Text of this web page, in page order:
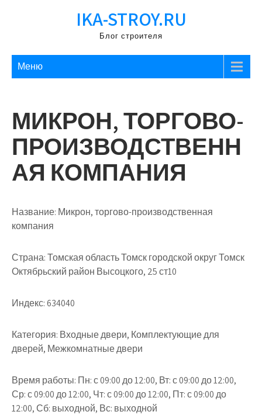
IKA-STROY.RU
Блог строителя
Меню
МИКРОН, ТОРГОВО-
ПРОИЗВОДСТВЕНН
АЯ КОМПАНИЯ
Название: Микрон, торгово-производственная
компания
Страна:Томская область Томск городской округ Томск
Октябрьский район Высоцкого, 25 ст10
Индекс:634040
Категория: Входные двери, Комплектующие для
дверей, Межкомнатные двери
Время работы: Пн: с 09:00 до 12:00, Вт: с 09:00 до 12:00,
Ср: с 09:00 до 12:00, Чт: с 09:00 до 12:00, Пт: с 09:00 до
12:00, Сб: выходной, Вс: выходной